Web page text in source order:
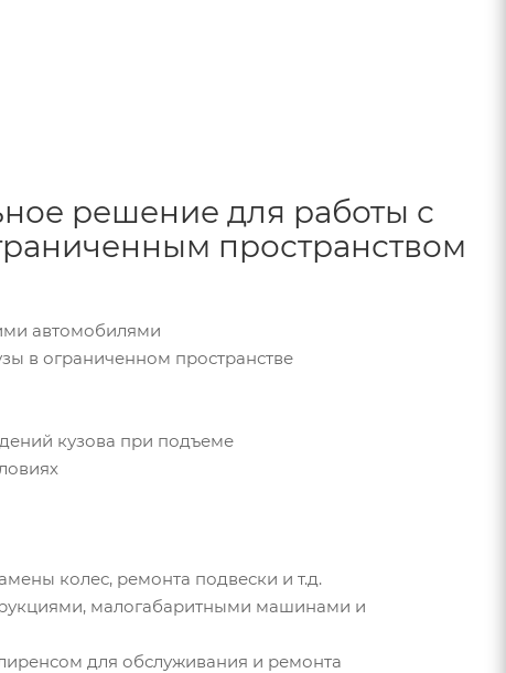
решение для работы с
пространством
автомобилями
в ограниченном пространстве
кузова при подъеме
колес, ремонта подвески и т.д.
малогабаритными машинами и
для обслуживания и ремонта